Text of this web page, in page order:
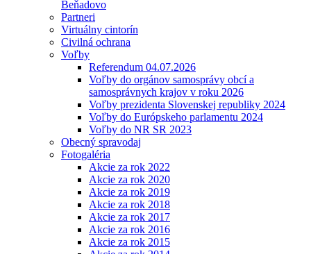
Beňadovo
Partneri
Virtuálny cintorín
Civilná ochrana
Voľby
Referendum 04.07.2026
Voľby do orgánov samosprávy obcí a
samosprávnych krajov v roku 2026
Voľby prezidenta Slovenskej republiky 2024
Voľby do Európskeho parlamentu 2024
Voľby do NR SR 2023
Obecný spravodaj
Fotogaléria
Akcie za rok 2022
Akcie za rok 2020
Akcie za rok 2019
Akcie za rok 2018
Akcie za rok 2017
Akcie za rok 2016
Akcie za rok 2015